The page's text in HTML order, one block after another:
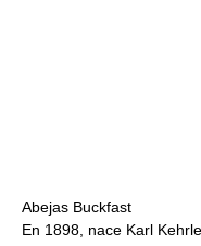
Abejas Buckfast
En 1898, nace Karl